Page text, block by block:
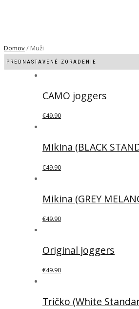
Domov/ Muži
CAMO joggers
€49.90
Mikina (BLACK
€49.90
Mikina (GREY
€49.90
Original joggers
€49.90
Tričko (White